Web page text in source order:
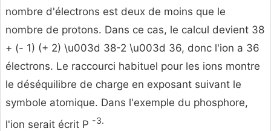
nombre d'électrons est deux de moins que le
nombre de protons. Dans ce cas, le calcul devient 38
+ (- 1) (+ 2) \u003d 38-2 \u003d 36, donc l'ion a 36
électrons. Le raccourci habituel pour les ions montre
le déséquilibre de charge en exposant suivant le
symbole atomique. Dans l'exemple du phosphore,
l'ion serait écrit P -3.